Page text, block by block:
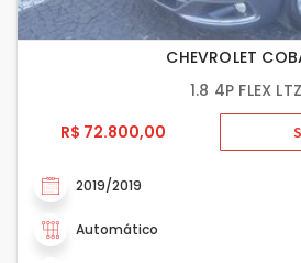
CHEVROLET
1.8 4P FLEX LTZ
R$ 72.800,00
2019/2019
Automático